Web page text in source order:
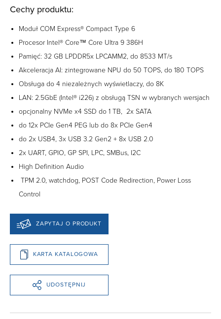
Cechy produktu:
Moduł COM Express® Compact Type 6
Procesor Intel® Core™ Core Ultra 9 386H
Pamięć: 32 GB LPDDR5x LPCAMM2, do 8533 MT/s
Akceleracja AI: zintegrowane NPU do 50 TOPS, do 180 TOPS
Obsługa do 4 niezależnych wyświetlaczy, do 8K
LAN: 2.5GbE (Intel® i226) z obsługą TSN w wybranych wersjach
opcjonalny NVMe x4 SSD do 1 TB, 2x SATA
do 12x PCIe Gen4 PEG lub do 8x PCIe Gen4
do 2x USB4, 3x USB 3.2 Gen2 + 8x USB 2.0
2x UART, GPIO, GP SPI, LPC, SMBus, I2C
High Definition Audio
TPM 2.0, watchdog, POST Code Redirection, Power Loss
Control
ZAPYTAJ O PRODUKT
KARTA KATALOGOWA
UDOSTĘPNIJ